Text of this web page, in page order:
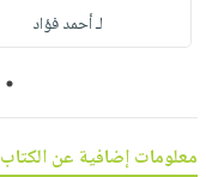
أطفال
فيديوهات
أسئلة
طرحها
خدمات
نشرة
الإصدارات
لـ أحمد فؤاد
1
معلومات إضافية عن الكتاب